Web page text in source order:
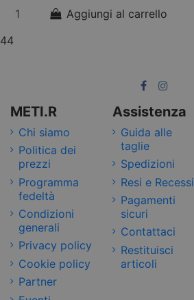
Aggiungi al carrello
44
METI.R
Chi siamo
Politica dei
prezzi
Programma
fedeltà
Condizioni
generali
Privacy policy
Cookie policy
Partner
Assistenza
Guida alle
taglie
Spedizioni
Resi e Recessi
Pagamenti
sicuri
Contattaci
Restituisci
articoli